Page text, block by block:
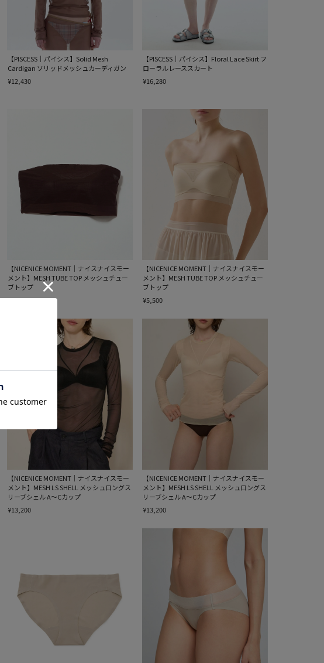
【PISCESS｜パイシス】Solid Mesh
Cardigan ソリッドメッシュカーディガン
¥12,430
【PISCESS｜パイシス】Floral Lace Skirt フ
ローラルレーススカート
¥16,280
【NICENICE MOMENT｜ナイスナイスモー
メント】MESH TUBE TOP メッシュチュー
ブトップ
¥5,500
【NICENICE MOMENT｜ナイスナイスモー
メント】MESH TUBE TOP メッシュチュー
ブトップ
¥5,500
【NICENICE MOMENT｜ナイスナイスモー
メント】MESH LS SHELL メッシュロングス
リーブシェル A〜Cカップ
¥13,200
【NICENICE MOMENT｜ナイスナイスモー
メント】MESH LS SHELL メッシュロングス
リーブシェル A〜Cカップ
¥13,200